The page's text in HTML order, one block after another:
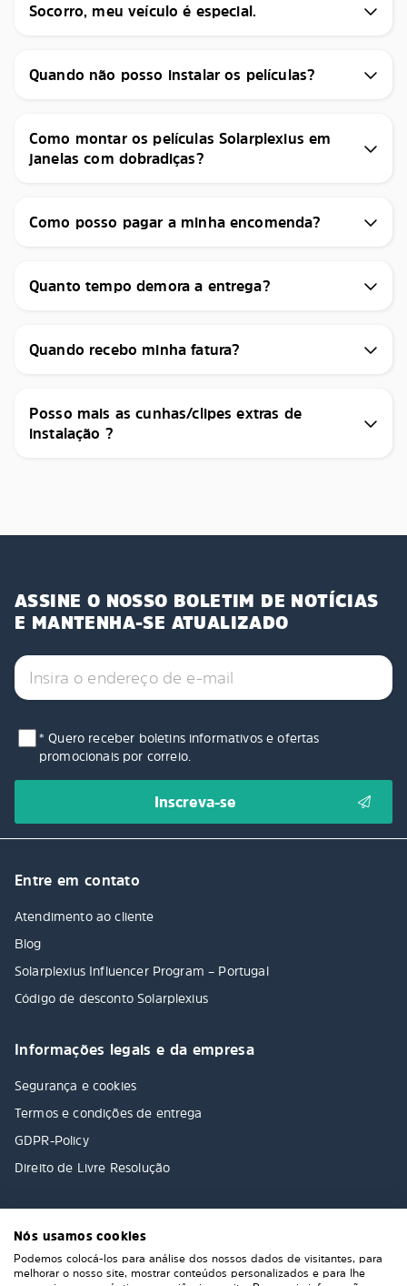
Socorro, meu veículo é especial.
Quando não posso instalar os películas?
Como montar os películas Solarplexius em
janelas com dobradiças?
Como posso pagar a minha encomenda?
Quanto tempo demora a entrega?
Quando recebo minha fatura?
Posso mais as cunhas/clipes extras de
instalação ?
ASSINE O NOSSO BOLETIM DE NOTÍCIAS
E MANTENHA-SE ATUALIZADO
* Quero receber boletins informativos e ofertas
promocionais por correio.
Entre em contato
Atendimento ao cliente
Blog
Solarplexius Influencer Program – Portugal
Código de desconto Solarplexius
Informações legais e da empresa
Segurança e cookies
Termos e condições de entrega
GDPR-Policy
Direito de Livre Resolução
Nós usamos cookies
Podemos colocá-los para análise dos nossos dados de visitantes, para
melhorar o nosso site, mostrar conteúdos personalizados e para lhe